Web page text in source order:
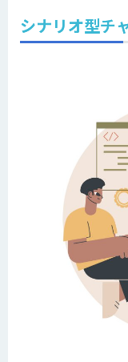
シナリオ型チ